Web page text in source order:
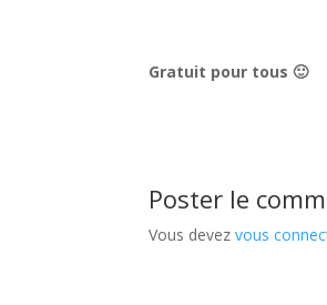
Gratuit pour tous 🙂
Poster le
Vous devezvous